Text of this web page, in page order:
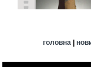
головна|